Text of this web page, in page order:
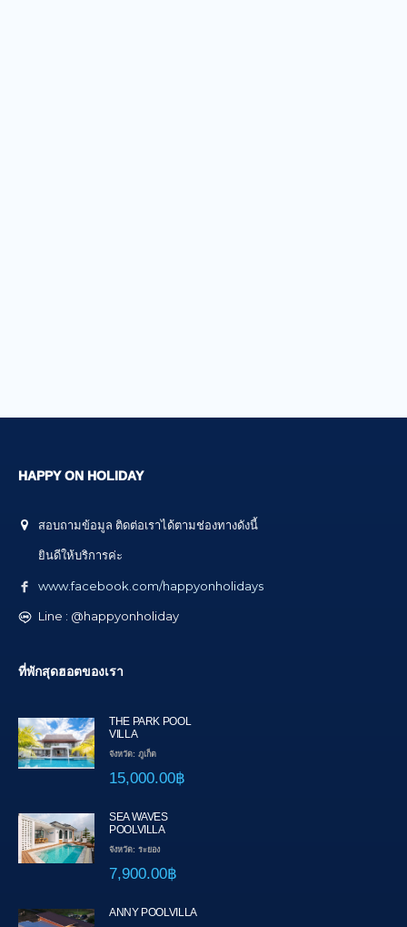
HAPPY ON HOLIDAY
สอบถามข้อมูล ติดต่อเราได้ตามช่องทางดังนี้
ยินดีให้บริการค่ะ
www.facebook.com/happyonholidays
Line : @happyonholiday
ที่พักสุดฮอตของเรา
THE PARK POOL
VILLA
จังหวัด: ภูเก็ต
15,000.00฿
SEA WAVES
POOLVILLA
จังหวัด: ระยอง
7,900.00฿
ANNY POOLVILLA